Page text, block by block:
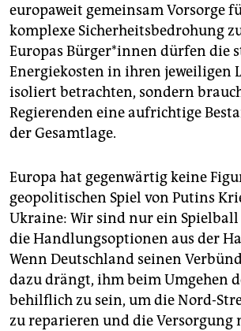
europaweit gemeinsam Vorsorge
komplexe Sicherheitsbedrohung
Europas Bür­ge­r*in­nen dürfen die
Energiekosten in ihren jeweiligen
isoliert betrachten, sondern
Regierenden eine aufrichtige
der Gesamtlage.
Europa hat gegenwärtig keine
geopolitischen Spiel von Putins
Ukraine: Wir sind nur ein Spielball
die Handlungsoptionen aus der
Wenn Deutschland seinen
dazu drängt, ihm beim Umgehen
behilflich zu sein, um die Nord-
zu reparieren und die Versorgung